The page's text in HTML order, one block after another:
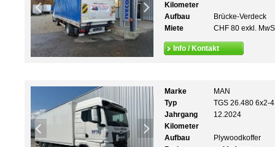
Kilometer
Aufbau
Brücke-Verdeck
Miete
CHF 80 exkl.
Info / Kontakt
Marke
MAN
Typ
TGS 26.480 6x2-
Jahrgang
12.2024
Kilometer
Aufbau
Plywoodkoffer